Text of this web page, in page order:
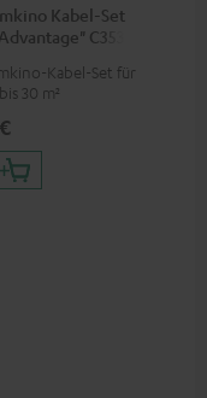
Kabel-Set
C3535S
Kabel-Set für
30 m²
€